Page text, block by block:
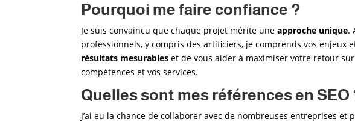
Pourquoi me faire confiance ?
Je suis convaincu que chaque projet mérite uneapproche unique.
professionnels, y compris des artificiers, je comprends vos enjeux
résultats mesurables et de vous aider à maximiser votre retour
compétences et vos services.
Quelles sont mes références en SEO
J’ai eu la chance de collaborer avec de nombreuses entreprises